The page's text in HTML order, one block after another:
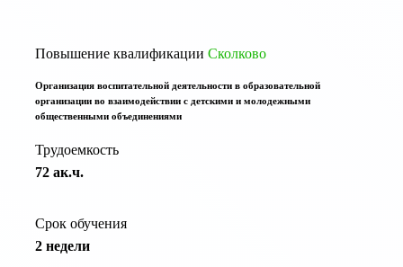
Повышение квалификации Сколково
Организация воспитательной деятельности в образовательной
организации во взаимодействии с детскими и молодежными
общественными объединениями
Трудоемкость
72 ак.ч.
Срок обучения
2 недели